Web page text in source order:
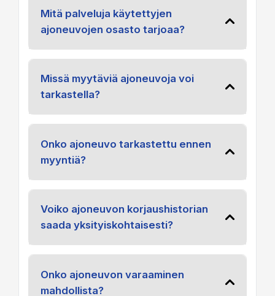
Mitä palveluja käytettyjen
ajoneuvojen osasto tarjoaa?
Missä myytäviä ajoneuvoja voi
tarkastella?
Onko ajoneuvo tarkastettu ennen
myyntiä?
Voiko ajoneuvon korjaushistorian
saada yksityiskohtaisesti?
Onko ajoneuvon varaaminen
mahdollista?